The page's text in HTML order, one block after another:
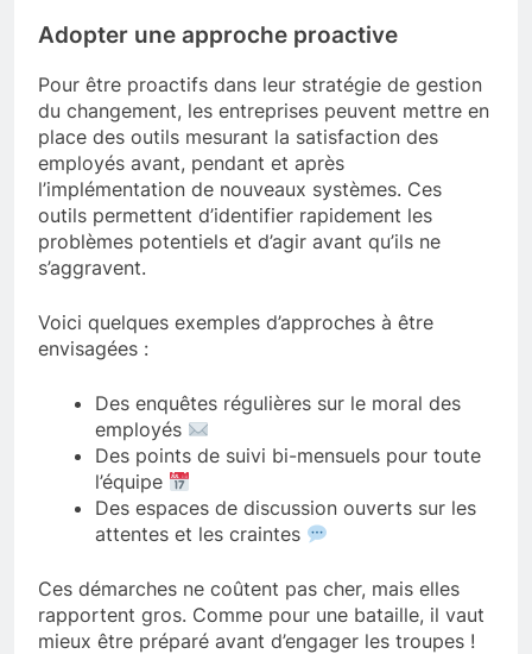
Adopter une approche proactive
Pour être proactifs dans leur stratégie de gestion
du changement, les entreprises peuvent mettre en
place des outils mesurant la satisfaction des
employés avant, pendant et après
l’implémentation de nouveaux systèmes. Ces
outils permettent d’identifier rapidement les
problèmes potentiels et d’agir avant qu’ils ne
s’aggravent.
Voici quelques exemples d’approches à être
envisagées :
Des enquêtes régulières sur le moral des
employés
Des points de suivi bi-mensuels pour toute
l’équipe
Des espaces de discussion ouverts sur les
attentes et les craintes
Ces démarches ne coûtent pas cher, mais elles
rapportent gros. Comme pour une bataille, il vaut
mieux être préparé avant d’engager les troupes !